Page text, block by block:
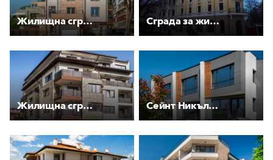
Жилищна сграда Капитан Списаревски Сграда за жилище и обществено обслужване
Жилищна сграда Бижу Сейнт Никълас Хаузес